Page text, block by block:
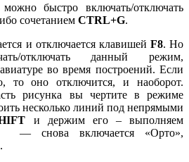
быстро включать/отключать
сочетанием CTRL+G.
и отключается клавишей F8. Но
отключать данный режим,
во время построений. Если
то оно отключится, и наоборот.
рисунка вы чертите в режиме
несколько линий под непрямыми
и держим его – выполняем
— снова включается «Орто»,